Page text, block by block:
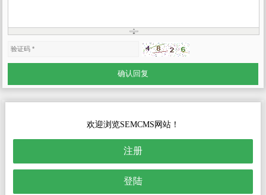
欢迎浏览SEMCMS网站！
注册
登陆